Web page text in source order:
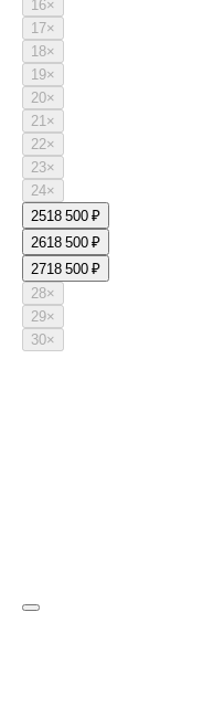
16×
17×
18×
19×
20×
21×
22×
23×
24×
2518 500 ₽
2618 500 ₽
2718 500 ₽
28×
29×
30×